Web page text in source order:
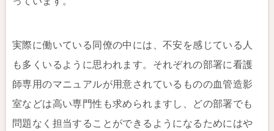
実際に働いている同僚の中には、不安を感じている人
も多くいるように思われます。それぞれの部署に看護
師専用のマニュアルが用意されているものの血管造影
室などは高い専門性も求められますし、どの部署でも
問題なく担当することができるようになるためにはや